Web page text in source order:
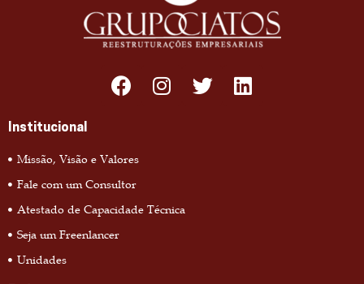
Institucional
Missão, Visão e Valores
Fale com um Consultor
Atestado de Capacidade Técnica
Seja um Freenlancer
Unidades